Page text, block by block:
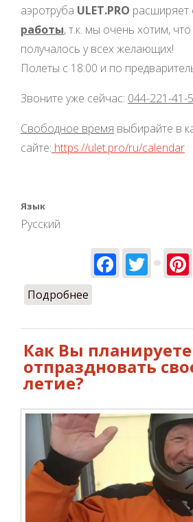
аэротруба ULET.PRO расширяет
работы, т.к. мы очень хотим,
получалось у всех желающих!
Полеты с 18:00 и по
Звоните уже сейчас: 044-221-41-
Свободное время выбирайте в
сайте: https://ulet.pro/ru/calendar
Язык
Русский
Подробнее
Как Вы планируете
отпраздновать
летие?